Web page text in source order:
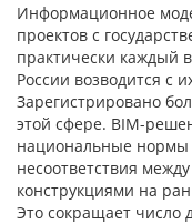
Информационное
проектов с
практически каждый
России возводится с
Зарегистрировано
этой сфере. BIM-
национальные нормы
несоответствия
конструкциями на
Это сокращает число